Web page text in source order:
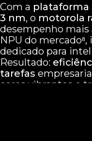
Com a plataforma
3 nm, o motorola
desempenho mais
NPU do
dedicado para
Resultado:
tarefas
cores vibrantes e